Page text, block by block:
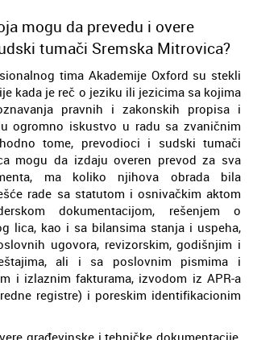
mogu da prevedu i overe
tumači Sremska Mitrovica?
tima Akademije Oxford su stekli
kada je reč o jeziku ili jezicima sa kojima
pravnih i zakonskih propisa i
ogromno iskustvo u radu sa zvaničnim
tome, prevodioci i sudski tumači
mogu da izdaju overen prevod za sva
ma koliko njihova obrada bila
rade sa statutom i osnivačkim aktom
dokumentacijom, rešenjem o
lica, kao i sa bilansima stanja i uspeha,
ugovora, revizorskim, godišnjim i
ali i sa poslovnim pismima i
i izlaznim fakturama, izvodom iz APR-a
registre) i poreskim identifikacionim